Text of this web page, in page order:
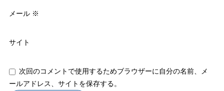
メール ※
サイト
次回のコメントで使用するためブラウザーに自分の名前、メ
ールアドレス、サイトを保存する。